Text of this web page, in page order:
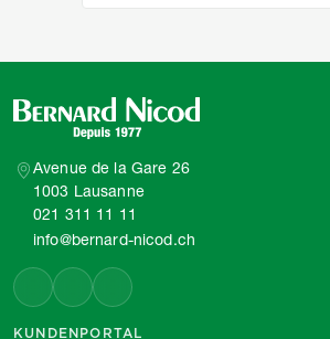
Avenue de la Gare 26
1003 Lausanne
021 311 11 11
info@bernard-nicod.ch
KUNDENPORTAL